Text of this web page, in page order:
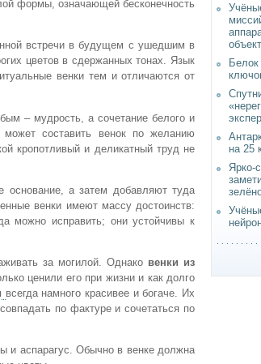
формы, означающей бесконечность
встречи в будущем с ушедшим в
цветов в сдержанных тонах. Язык
венки тем и отличаются от
– мудрость, а сочетание белого и
может составить венок по желанию
кропотливый и деликатный труд не
основание, а затем добавляют туда
венки имеют массу достоинств:
можно исправить; они устойчивы к
за могилой. Однако венки из
ценили его при жизни и как долго
всегда намного красивее и богаче. Их
по фактуре и сочетаться по
и аспарагус. Обычно в венке должна
на 25
Ярко-